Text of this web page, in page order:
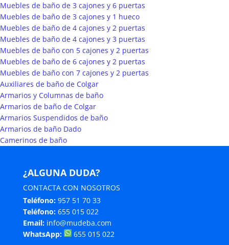
Muebles de baño de 3 cajones y 6 puertas
Muebles de baño de 3 cajones y 1 hueco
Muebles de baño de 4 cajones y 2 puertas
Muebles de baño de 4 cajones y 3 puertas
Muebles de baño con 5 cajones y 2 puertas
Muebles de baño de 6 cajones y 2 puertas
Muebles de baño con 7 cajones y 2 puertas
Auxiliares de baño de Colgar
Armarios y Columnas de baño
Armarios de baño de Colgar
Armarios Suspendidos de baño
Armarios de baño Dado
Camerinos de baño
¿ALGUNA DUDA?
CONTACTA CON NOSOTROS
Teléfono: 957 51 70 33
Teléfono: 655 015 022
Email: info@mudeba.com
WhatsApp:
655 015 022